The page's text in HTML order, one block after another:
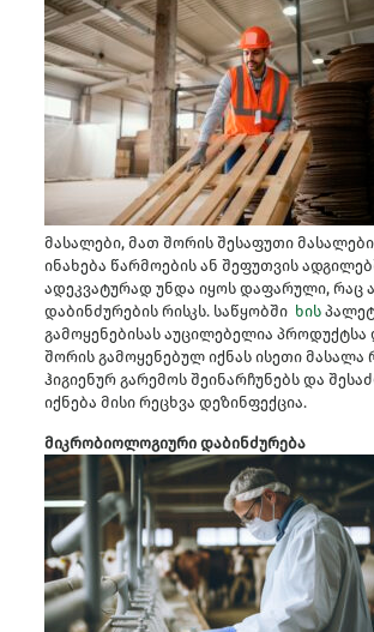
მასალები, მათ შორის შესაფუთი
ინახება წარმოების ან შეფუთვის
ადეკვატურად უნდა იყოს დაფარული, რაც
დაბინძურების რისკს. საწყობში ხის
გამოყენებისას აუცილებელია პროდუქტსა
შორის გამოყენებულ იქნას ისეთი
ჰიგიენურ გარემოს შეინარჩუნებს და
იქნება მისი რეცხვა დეზინფექცია.
მიკრობიოლოგიური დაბინძურება